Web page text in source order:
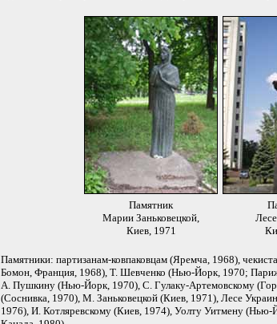
Памятник
Марии Заньковецкой,
Киев, 1971
Памятники: партизанам-ковпаковцам (Яремча, 1968),
Бомон, Франция, 1968), Т. Шевченко (Нью-Йорк, 1970;
А. Пушкину (Нью-Йорк, 1970), С. Гулаку-Артемовскому
(Соснивка, 1970), М. Заньковецкой (Киев, 1971), Лесе
1976), И. Котляревскому (Киев, 1974), Уолту Уитмену